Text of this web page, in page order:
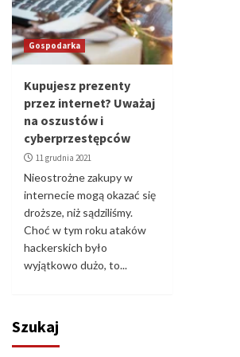
Gospodarka
Kupujesz prezenty
przez internet? Uważaj
na oszustów i
cyberprzestępców
11 grudnia 2021
Nieostrożne zakupy w
internecie mogą okazać się
droższe, niż sądziliśmy.
Choć w tym roku ataków
hackerskich było
wyjątkowo dużo, to...
Szukaj